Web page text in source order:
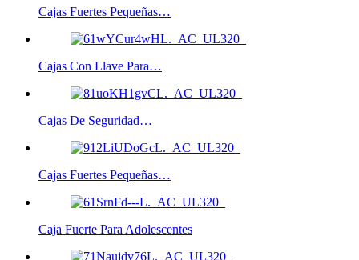
Cajas Fuertes Pequeñas…
Cajas Con Llave Para…
Cajas De Seguridad…
Cajas Fuertes Pequeñas…
Caja Fuerte Para Adolescentes